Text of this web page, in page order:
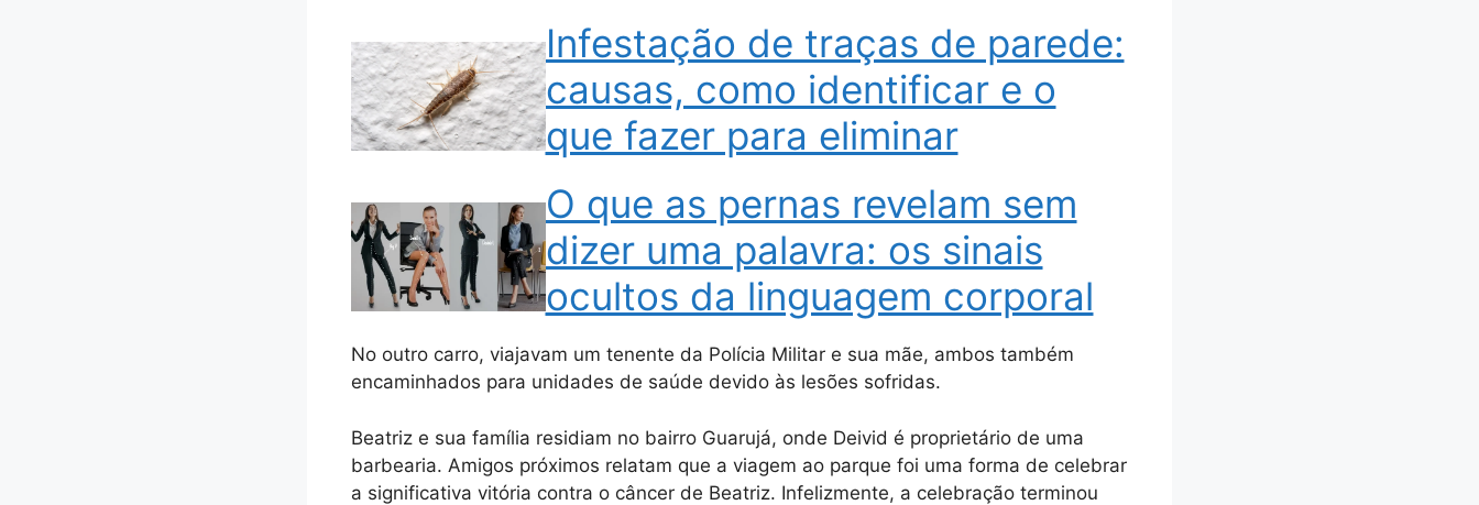
Infestação de traças de parede:
causas, como identificar e o
que fazer para eliminar
O que as pernas revelam sem
dizer uma palavra: os sinais
ocultos da linguagem corporal
No outro carro, viajavam um tenente da Polícia Militar e sua mãe, ambos também
encaminhados para unidades de saúde devido às lesões sofridas.
Beatriz e sua família residiam no bairro Guarujá, onde Deivid é proprietário de uma
barbearia. Amigos próximos relatam que a viagem ao parque foi uma forma de celebrar
a significativa vitória contra o câncer de Beatriz. Infelizmente, a celebração terminou